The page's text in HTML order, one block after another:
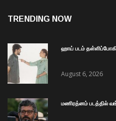
TRENDING NOW
ஹாய் படம்
August 6, 2026
மணிரத்னம் படத்தில்